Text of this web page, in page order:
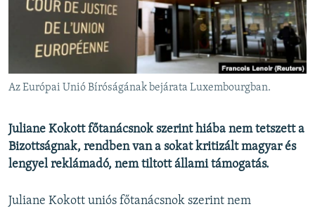
EURÓPAI UNIÓ
A MÚLT TANULSÁGAI
KÖVESSEN MINKET!
Valamennyi RFE/RL weboldal
Az Európai Unió Bíróságának bejárata Luxembourgban.
Juliane Kokott főtanácsnok szerint hiába nem tetszett a
Bizottságnak, rendben van a sokat kritizált magyar és
lengyel reklámadó, nem tiltott állami támogatás.
Juliane Kokott uniós főtanácsnok szerint nem